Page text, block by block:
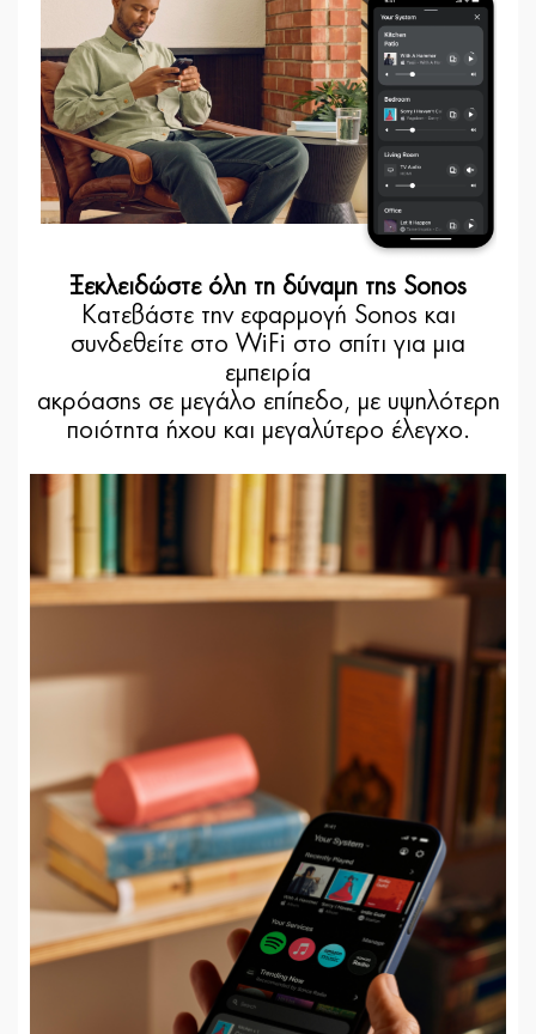
Ξεκλειδώστε όλη τη δύναμη της Sonos
Κατεβάστε την εφαρμογή Sonos και
συνδεθείτε στο WiFi στο σπίτι για μια
εμπειρία
ακρόασης σε μεγάλο επίπεδο, με υψηλότερη
ποιότητα ήχου και μεγαλύτερο έλεγχο.